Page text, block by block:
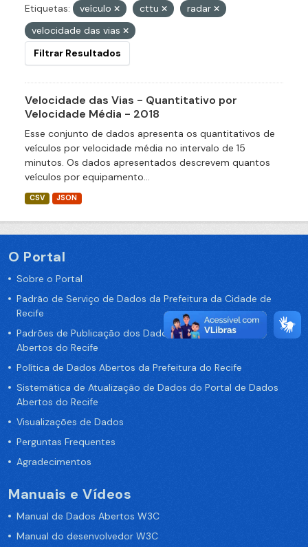
Etiquetas: veículo cttu
radar
velocidade das vias
Filtrar Resultados
Velocidade das Vias - Quantitativo por
Velocidade Média - 2018
Esse conjunto de dados apresenta os quantitativos de
veículos por velocidade média no intervalo de 15
minutos. Os dados apresentados descrevem quantos
veículos por equipamento...
CSV JSON
O Portal
Sobre o Portal
Padrão de Serviço de Dados da Prefeitura da Cidade de
Recife
Padrões de Publicação dos Dados no Portal de Dados
Abertos do Recife
Política de Dados Abertos da Prefeitura do Recife
Sistemática de Atualização de Dados do Portal de Dados
Abertos do Recife
Visualizações de Dados
Perguntas Frequentes
Agradecimentos
Manuais e Vídeos
Manual de Dados Abertos W3C
Manual do desenvolvedor W3C